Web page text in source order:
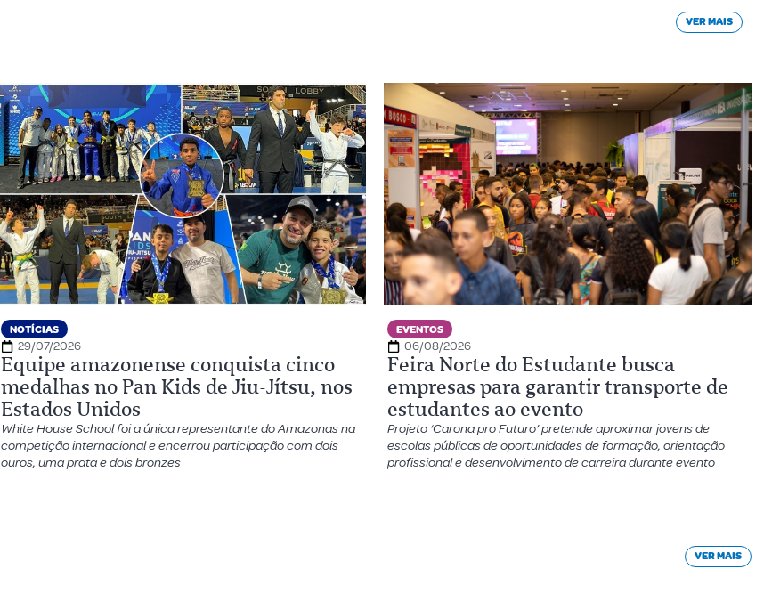
VER MAIS
NOTÍCIAS
29/07/2026
Equipe amazonense conquista cinco
medalhas no Pan Kids de Jiu-Jítsu, nos
Estados Unidos
White House School foi a única representante do Amazonas na
competição internacional e encerrou participação com dois
ouros, uma prata e dois bronzes
EVENTOS
06/08/2026
Feira Norte do Estudante busca
empresas para garantir transporte de
estudantes ao evento
Projeto ‘Carona pro Futuro’ pretende aproximar jovens de
escolas públicas de oportunidades de formação, orientação
profissional e desenvolvimento de carreira durante evento
VER MAIS